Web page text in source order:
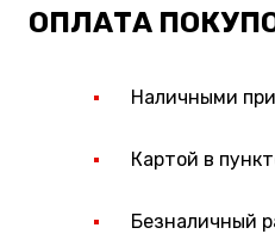
ОПЛАТА
Наличными
Картой в
Безналичный